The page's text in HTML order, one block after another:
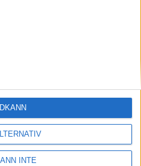
INTE
MT GTX– perfekt
vandring i blöta